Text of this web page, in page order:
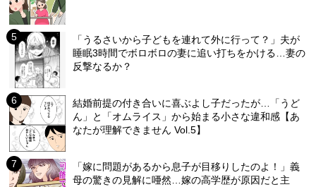
「うるさいから子どもを連れて外に行って？」夫が
睡眠3時間でボロボロの妻に追い打ちをかける…妻の
反撃なるか？
結婚前提の付き合いに喜ぶよし子だったが…「うど
ん」と「オムライス」から始まる小さな違和感【あ
なたが理解できません Vol.5】
「嫁に問題があるから息子が目移りしたのよ！」義
母の驚きの見解に唖然…嫁の高学歴が原因だと主